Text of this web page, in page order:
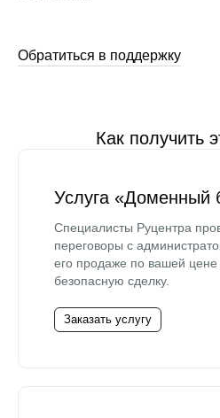
Обратиться в поддержку
Как получить
Услуга «Доменный
Специалисты Руцентра
переговоры с
его продаже по вашей цене
безопасную сделку.
Заказать услугу